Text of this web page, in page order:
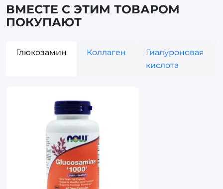
ВМЕСТЕ С ЭТИМ ТОВАРОМ
ПОКУПАЮТ
Глюкозамин Коллаген
Гиалуроновая
кислота